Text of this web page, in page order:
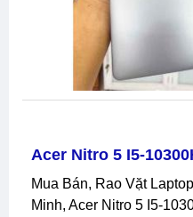
Acer Nitro 5 I5-
Mua Bán, Rao Vặt Laptop Cũ Thủ Đức Hồ Chí
Minh, Acer Nitro 5 I5-